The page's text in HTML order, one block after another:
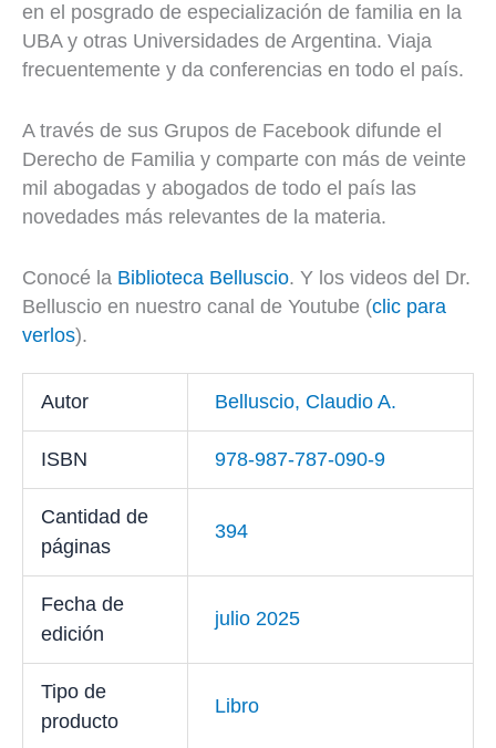
en el posgrado de especialización de familia en la
UBA y otras Universidades de Argentina. Viaja
frecuentemente y da conferencias en todo el país.
A través de sus Grupos de Facebook difunde el
Derecho de Familia y comparte con más de veinte
mil abogadas y abogados de todo el país las
novedades más relevantes de la materia.
Conocé la Biblioteca Belluscio. Y los videos del Dr.
Belluscio en nuestro canal de Youtube (clic para
verlos).
Autor Belluscio, Claudio A.
ISBN 978-987-787-090-9
Cantidad de
páginas
394
Fecha de
edición
julio 2025
Tipo de
producto
Libro